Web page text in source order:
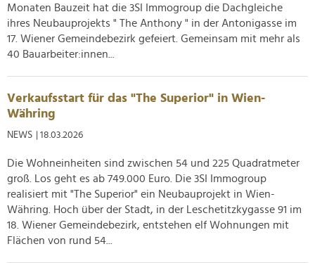
Monaten Bauzeit hat die 3SI Immogroup die Dachgleiche
ihres Neubauprojekts " The Anthony " in der Antonigasse im
17. Wiener Gemeindebezirk gefeiert. Gemeinsam mit mehr als
40 Bauarbeiter:innen...
Verkaufsstart für das "The Superior" in Wien-
Währing
NEWS | 18.03.2026
Die Wohneinheiten sind zwischen 54 und 225 Quadratmeter
groß. Los geht es ab 749.000 Euro. Die 3SI Immogroup
realisiert mit "The Superior" ein Neubauprojekt in Wien-
Währing. Hoch über der Stadt, in der Leschetitzkygasse 91 im
18. Wiener Gemeindebezirk, entstehen elf Wohnungen mit
Flächen von rund 54...